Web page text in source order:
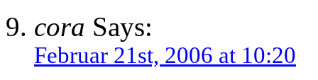
cora Says:
Februar 21st, 2006 at 10:20